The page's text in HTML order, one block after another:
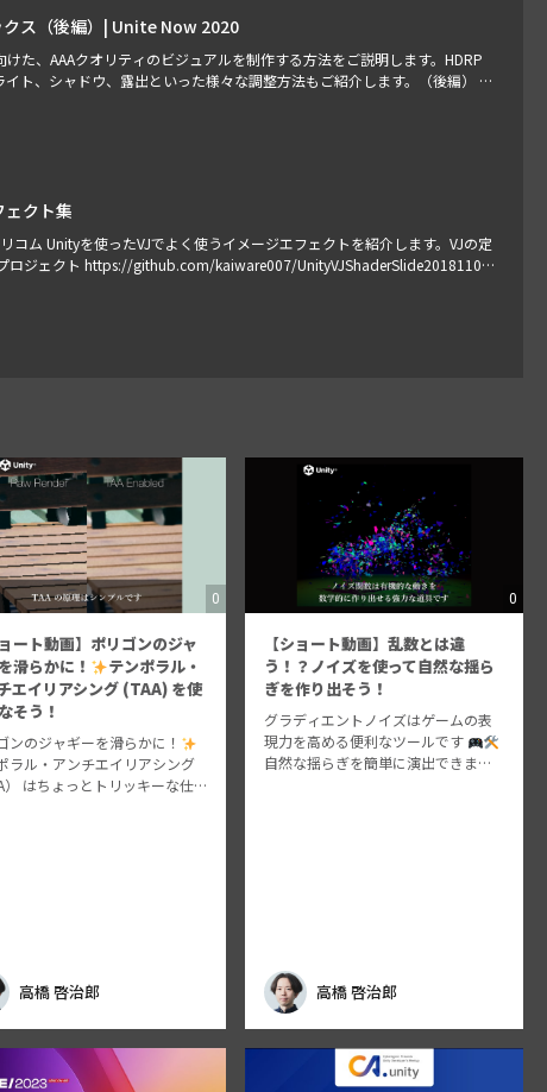
クス（後編）| Unite Now 2020
た、AAAクオリティのビジュアルを制作する方法をご説明します。HDRP
ト、シャドウ、露出といった様々な調整方法もご紹介します。（後編） ス
クト集
ム Unityを使ったVJでよく使うイメージエフェクトを紹介します。VJの定
ロジェクト https://github.com/kaiware007/UnityVJShaderSlide20181108
0
ョート動画】ポリゴンのジャ
滑らかに！
テンポラル・
エイリアシング (TAA) を使
そう！
ンのジャギーを滑らかに！
ラル・アンチエイリアシング
） はちょっとトリッキーな仕
高橋 啓治郎
0
【ショート動画】乱数とは違
う！？ノイズを使って自然な揺ら
ぎを作り出そう！
グラディエントノイズはゲームの表
現力を高める便利なツールです
自然な揺らぎを簡単に演出できます
高橋 啓治郎